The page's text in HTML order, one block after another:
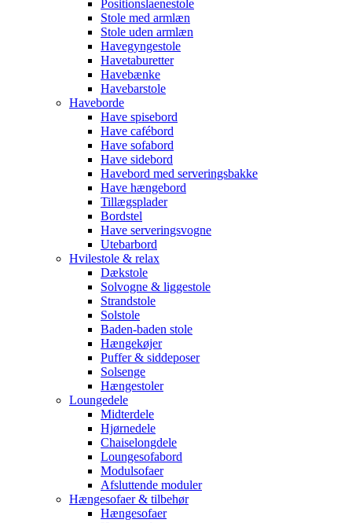
Positionslaenestole
Stole med armlæn
Stole uden armlæn
Havegyngestole
Havetaburetter
Havebænke
Havebarstole
Haveborde
Have spisebord
Have cafébord
Have sofabord
Have sidebord
Havebord med serveringsbakke
Have hængebord
Tillægsplader
Bordstel
Have serveringsvogne
Utebarbord
Hvilestole & relax
Dækstole
Solvogne & liggestole
Strandstole
Solstole
Baden-baden stole
Hængekøjer
Puffer & siddeposer
Solsenge
Hængestoler
Loungedele
Midterdele
Hjørnedele
Chaiselongdele
Loungesofabord
Modulsofaer
Afsluttende moduler
Hængesofaer & tilbehør
Hængesofaer